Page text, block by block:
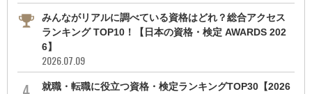
みんながリアルに調べている資格はどれ？総合アクセス
ランキング TOP10！【日本の資格・検定 AWARDS 202
6】
2026.07.09
就職・転職に役立つ資格・検定ランキングTOP30【2026